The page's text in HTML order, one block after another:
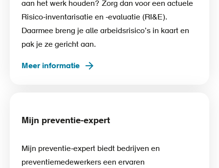
aan het werk houden? Zorg dan voor een actuele
Risico‑inventarisatie en ‑evaluatie (RI&E).
Daarmee breng je alle arbeidsrisico’s in kaart en
pak je ze gericht aan.
Meer informatie
Mijn preventie-expert
Mijn preventie‑expert biedt bedrijven en
preventiemedewerkers een ervaren